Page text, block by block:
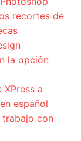
recortes de
la opción
a
español
trabajo con